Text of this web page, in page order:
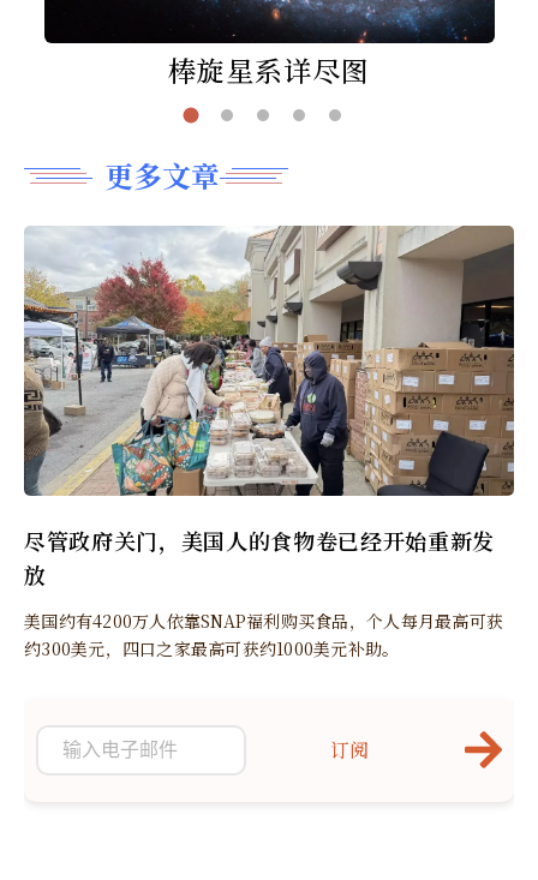
棒旋星系详尽图
更多文章
尽管政府关门，美国人的食物卷已经开始重新发
放
美国约有4200万人依靠SNAP福利购买食品，个人每月最高可获
约300美元，四口之家最高可获约1000美元补助。
订阅